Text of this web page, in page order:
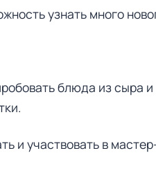
узнать много
блюда из сыра
и участвовать в